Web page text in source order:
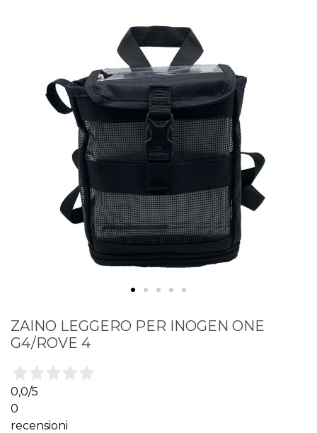
ZAINO LEGGERO PER INOGEN ONE
G4/ROVE 4
0,0/5
0
recensioni